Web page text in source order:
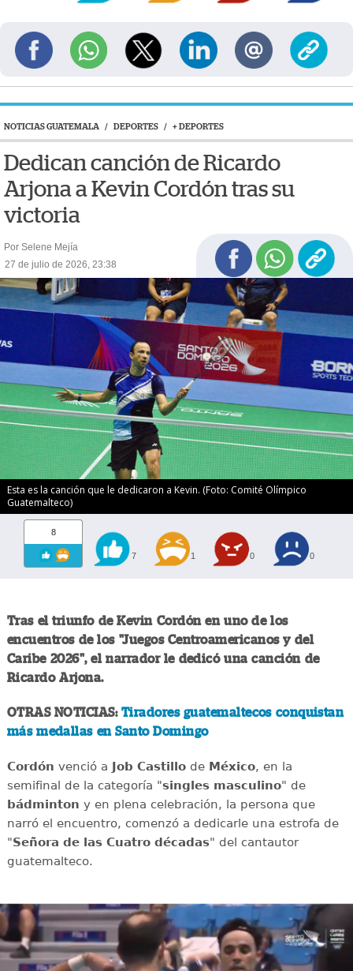
NOTICIAS GUATEMALA / DEPORTES / + DEPORTES
Dedican canción de Ricardo
Arjona a Kevin Cordón tras su
victoria
Por Selene Mejía
27 de julio de 2026, 23:38
Esta es la canción que le dedicaron a Kevin. (Foto: Comité Olímpico
Guatemalteco)
8
7 1 0 0
Tras el triunfo de Kevin Cordón en uno de los
encuentros de los "Juegos Centroamericanos y del
Caribe 2026", el narrador le dedicó una canción de
Ricardo Arjona.
OTRAS NOTICIAS: Tiradores guatemaltecos conquistan
más medallas en Santo Domingo
Cordón venció a Job CastillodeMéxico, en la
semifinal de la categoría "singles masculino" de
bádminton y en plena celebración, la persona que
narró el encuentro, comenzó a dedicarle una estrofa de
"Señora de las Cuatro décadas" del cantautor
guatemalteco.